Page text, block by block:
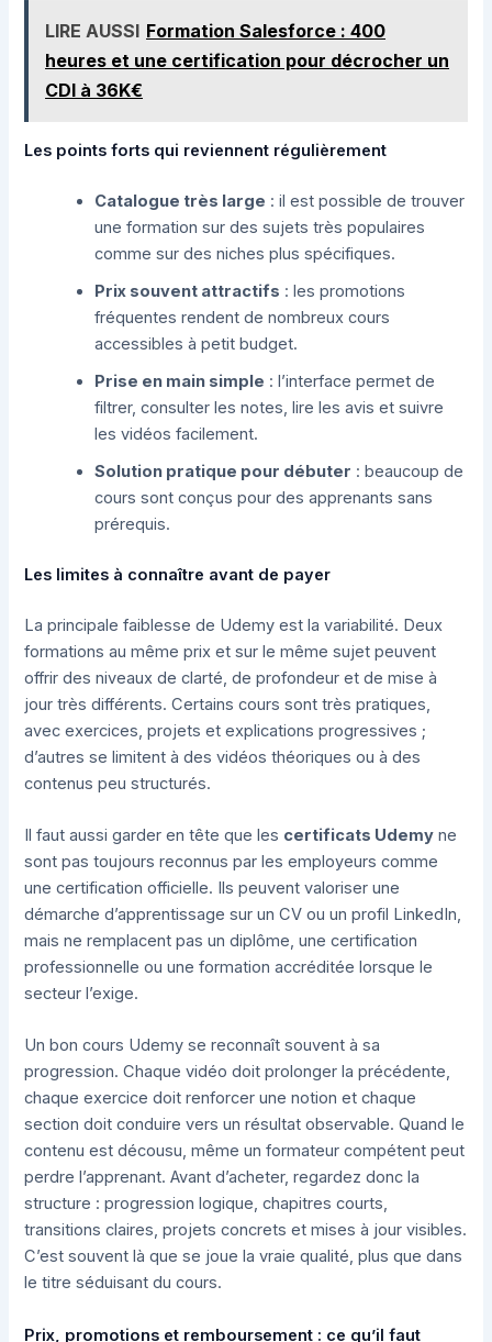
LIRE AUSSI Formation Salesforce : 400
heures et une certification pour décrocher un
CDI à 36K€
Les points forts qui reviennent régulièrement
Catalogue très large : il est possible de trouver
une formation sur des sujets très populaires
comme sur des niches plus spécifiques.
Prix souvent attractifs : les promotions
fréquentes rendent de nombreux cours
accessibles à petit budget.
Prise en main simple : l’interface permet de
filtrer, consulter les notes, lire les avis et suivre
les vidéos facilement.
Solution pratique pour débuter : beaucoup de
cours sont conçus pour des apprenants sans
prérequis.
Les limites à connaître avant de payer
La principale faiblesse de Udemy est la variabilité. Deux
formations au même prix et sur le même sujet peuvent
offrir des niveaux de clarté, de profondeur et de mise à
jour très différents. Certains cours sont très pratiques,
avec exercices, projets et explications progressives ;
d’autres se limitent à des vidéos théoriques ou à des
contenus peu structurés.
Il faut aussi garder en tête que les certificats Udemy ne
sont pas toujours reconnus par les employeurs comme
une certification officielle. Ils peuvent valoriser une
démarche d’apprentissage sur un CV ou un profil LinkedIn,
mais ne remplacent pas un diplôme, une certification
professionnelle ou une formation accréditée lorsque le
secteur l’exige.
Un bon cours Udemy se reconnaît souvent à sa
progression. Chaque vidéo doit prolonger la précédente,
chaque exercice doit renforcer une notion et chaque
section doit conduire vers un résultat observable. Quand le
contenu est décousu, même un formateur compétent peut
perdre l’apprenant. Avant d’acheter, regardez donc la
structure : progression logique, chapitres courts,
transitions claires, projets concrets et mises à jour visibles.
C’est souvent là que se joue la vraie qualité, plus que dans
le titre séduisant du cours.
Prix, promotions et remboursement : ce qu’il faut